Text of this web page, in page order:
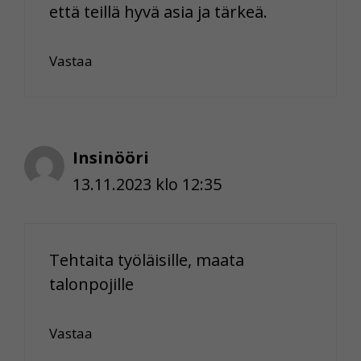
että teillä hyvä asia ja tärkeä.
Vastaa
Insinööri
13.11.2023 klo 12:35
Tehtaita työläisille, maata
talonpojille
Vastaa